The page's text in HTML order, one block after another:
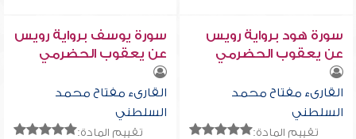
سورة هود برواية رويس
عن يعقوب الحضرمي
القارىء مفتاح محمد
السلطني
تقييم المادة:
سورة يوسف برواية رويس
عن يعقوب الحضرمي
القارىء مفتاح محمد
السلطني
تقييم المادة: